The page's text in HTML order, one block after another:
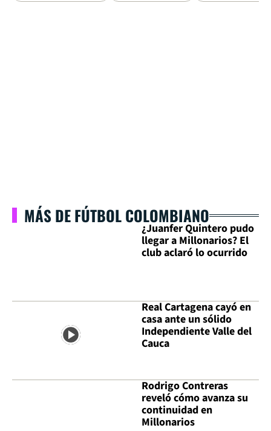
MÁS DE FÚTBOL COLOMBIANO
¿Juanfer Quintero pudo
llegar a Millonarios? El
club aclaró lo ocurrido
Real Cartagena cayó en
casa ante un sólido
Independiente Valle del
Cauca
Rodrigo Contreras
reveló cómo avanza su
continuidad en
Millonarios